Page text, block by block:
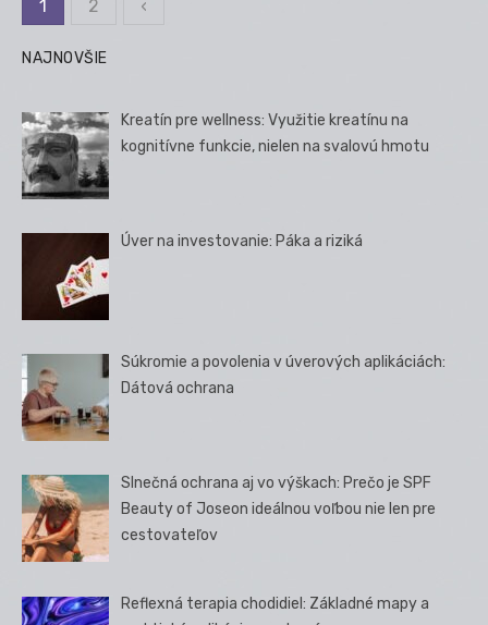
Stránkovanie
príspevkov
1 2 ‹
NAJNOVŠIE
Kreatín pre wellness: Využitie kreatínu na
kognitívne funkcie, nielen na svalovú hmotu
Úver na investovanie: Páka a riziká
Súkromie a povolenia v úverových aplikáciách:
Dátová ochrana
Slnečná ochrana aj vo výškach: Prečo je SPF
Beauty of Joseon ideálnou voľbou nie len pre
cestovateľov
Reflexná terapia chodidiel: Základné mapy a